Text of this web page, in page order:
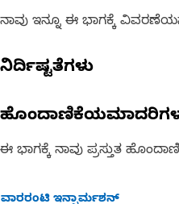
ನಾವು ಇನ್ನೂ ಈ ಭಾಗಕ್ಕೆ
ನಿರ್ದಿಷ್ಟತೆಗಳು
ಈ ಭಾಗಕ್ಕೆ ನಾವು ಪ್ರಸ್ತುತ
ವಾರರಂಟಿ ಇನ್ಫಾರ್ಮಶನ್